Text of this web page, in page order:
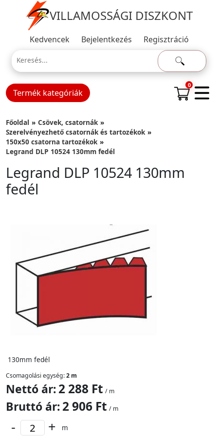
VILLAMOSSÁGI DISZKONT
Kedvencek Bejelentkezés Regisztráció
Termék kategóriák
0
Főoldal
Csövek, csatornák
Szerelvényezhető csatornák és tartozékok
150x50 csatorna tartozékok
Legrand DLP 10524 130mm fedél
Legrand DLP 10524 130mm
fedél
130mm fedél
Csomagolási egység:2 m
Nettó ár:2 288 Ft / m
Bruttó ár:2 906 Ft / m
- + m